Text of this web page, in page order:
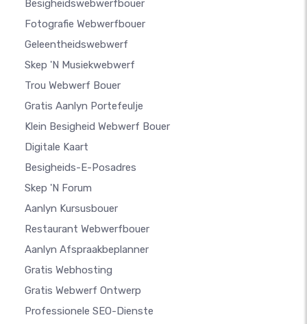
Besigheidswebwerfbouer
Fotografie Webwerfbouer
Geleentheidswebwerf
Skep 'n Musiekwebwerf
Trou Webwerf Bouer
Gratis Aanlyn Portefeulje
Klein Besigheid Webwerf Bouer
Digitale Kaart
Besigheids-E-Posadres
Skep 'n Forum
Aanlyn Kursusbouer
Restaurant Webwerfbouer
Aanlyn Afspraakbeplanner
Gratis Webhosting
Gratis Webwerf Ontwerp
Professionele SEO-Dienste